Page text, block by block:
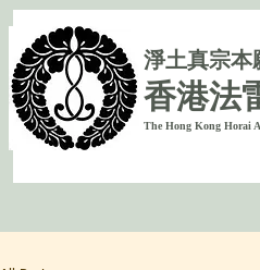
淨土真宗本
香港法
The Hong Kong Horai